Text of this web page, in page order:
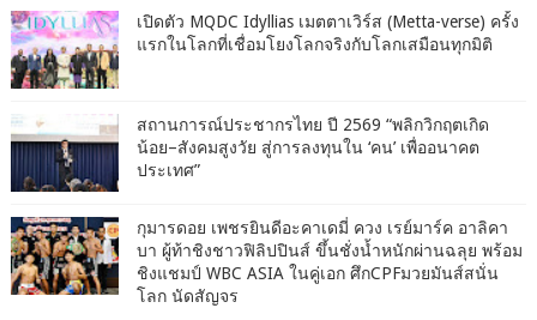
เปิดตัว MQDC Idyllias เมตตาเวิร์ส (Metta-verse) ครั้ง
แรกในโลกที่เชื่อมโยงโลกจริงกับโลกเสมือนทุกมิติ
สถานการณ์ประชากรไทย ปี 2569 “พลิกวิกฤตเกิด
น้อย–สังคมสูงวัย สู่การลงทุนใน ‘คน’ เพื่ออนาคต
ประเทศ”
กุมารดอย เพชรยินดีอะคาเดมี่ ควง เรย์มาร์ค อาลิคา
บา ผู้ท้าชิงชาวฟิลิปปินส์ ขึ้นชั่งน้ำหนักผ่านฉลุย พร้อม
ชิงแชมป์ WBC ASIA ในคู่เอก ศึกCPFมวยมันส์สนั่น
โลก นัดสัญจร